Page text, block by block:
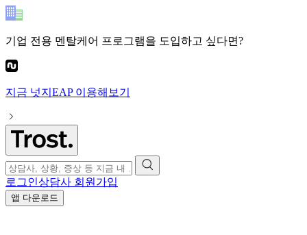
기업 전용 멘탈케어 프로그램을 도입하고 싶다면?
지금 넛지EAP이용해보기
로그인상담사 회원가입
앱 다운로드